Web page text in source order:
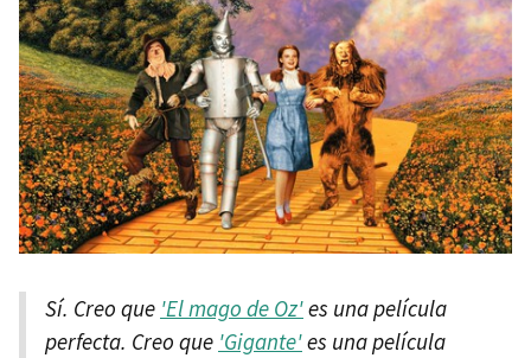
Sí. Creo que 'El mago de Oz'es una película
perfecta. Creo que 'Gigante'es una película